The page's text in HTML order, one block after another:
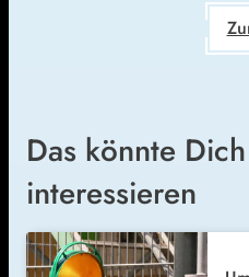
Das könnte
interessieren